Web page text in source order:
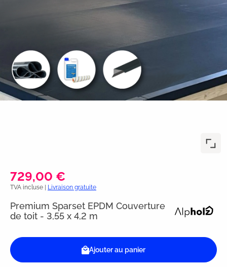
729,00 €
TVA incluse | Livraison gratuite
Premium Sparset EPDM Couverture
de toit - 3,55 x 4,2 m
Ajouter au panier